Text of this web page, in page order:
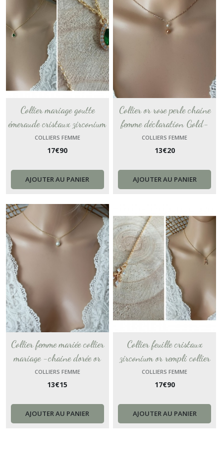
Collier mariage goutte
émeraude cristaux zirconium
collier chaine femme Gold-
Filled collier or dame cadeau
COLLIERS FEMME
17€90
AJOUTER AU PANIER
Collier or rose perle chaine
femme déclaration Gold-
Filled collier gold rose dame
cadeau femme France
COLLIERS FEMME
13€20
AJOUTER AU PANIER
Collier femme mariée collier
mariage -chaine dorée or
perles blanches collier fin
personnalisable
COLLIERS FEMME
13€15
AJOUTER AU PANIER
Collier feuille cristaux
zirconium or rempli collier
nature chaine femme Gold-
Filled collier feuille dame
COLLIERS FEMME
17€90
AJOUTER AU PANIER